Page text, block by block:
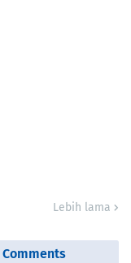
Lebih lama
Comments